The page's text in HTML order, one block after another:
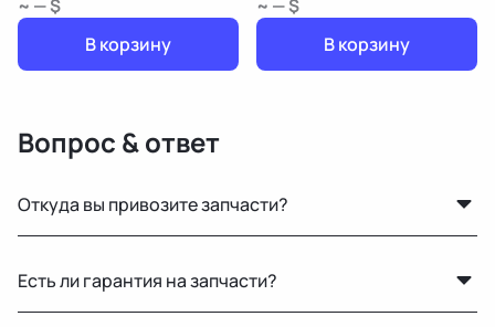
~ — $
В корзину
~ — $
В корзину
Вопрос & ответ
Откуда вы привозите запчасти?
проверенных аукционах в Европе, США и арабских
странах. Все детали проходят визуальный осмотр и
Есть ли гарантия на запчасти?